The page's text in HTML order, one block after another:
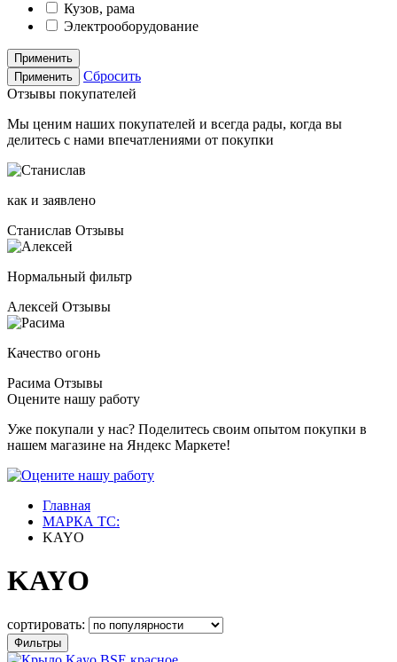
Кузов, рама
Электрооборудование
Применить
Применить
Сбросить
Отзывы покупателей
Мы ценим наших покупателей и всегда рады, когда вы
делитесь с нами впечатлениями от покупки
как и заявлено
Станислав Отзывы
Нормальный фильтр
Алексей Отзывы
Качество огонь
Расима Отзывы
Оцените нашу работу
Уже покупали у нас? Поделитесь своим опытом покупки в
нашем магазине на Яндекс Маркете!
Главная
МАРКА ТС:
KAYO
KAYO
сортировать:
Фильтры